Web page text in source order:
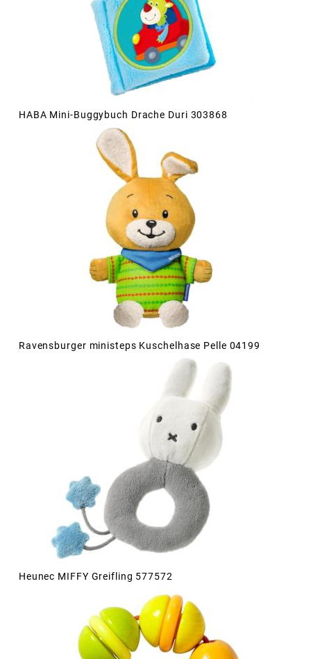
HABA Mini-Buggybuch Drache Duri 303868
Ravensburger ministeps Kuschelhase Pelle 04199
Heunec MIFFY Greifling 577572